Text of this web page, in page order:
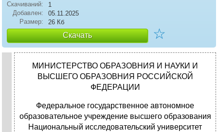
Скачиваний:
1
Добавлен:
05.11.2025
Размер:
26 Кб
Скачать ☆
МИНИСТЕРСТВО ОБРАЗОВНИЯ И НАУКИ И
ВЫСШЕГО ОБРАЗОВНИЯ РОССИЙСКОЙ
ФЕДЕРАЦИИ
Федеральное государственное автономное
образовательное учреждение высшего образования
Национальный исследовательский университет